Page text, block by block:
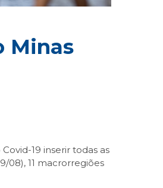
Minas
19 inserir todas as
08), 11 macrorregiões